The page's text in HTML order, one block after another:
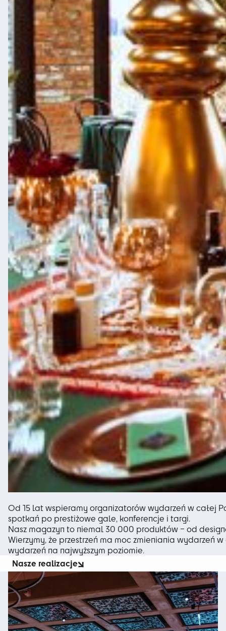
Od 15 lat wspieramy organizatorów wydarzeń w całej
spotkań po prestiżowe gale, konferencje i targi.
Nasz magazyn to niemal 30 000 produktów – od
Wierzymy, że przestrzeń ma moc zmieniania
wydarzeń na najwyższym poziomie.
Nasze realizacje